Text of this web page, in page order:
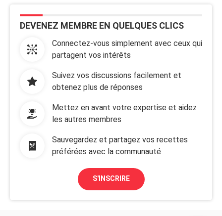
DEVENEZ MEMBRE EN QUELQUES CLICS
Connectez-vous simplement avec ceux qui
partagent vos intérêts
Suivez vos discussions facilement et
obtenez plus de réponses
Mettez en avant votre expertise et aidez
les autres membres
Sauvegardez et partagez vos recettes
préférées avec la communauté
S'INSCRIRE